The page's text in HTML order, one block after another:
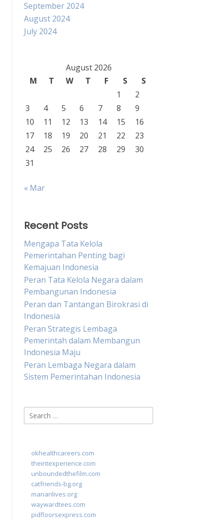
September 2024
August 2024
July 2024
August 2026
M
T W T F S
S
1
2
3
4 5 6 7 8
9
10
11 12 13 14 15
16
17
18 19 20 21 22
23
24
25 26 27 28 29
30
31
« Mar
Recent Posts
Mengapa Tata Kelola
Pemerintahan Penting bagi
Kemajuan Indonesia
Peran Tata Kelola Negara dalam
Pembangunan Indonesia
Peran dan Tantangan Birokrasi di
Indonesia
Peran Strategis Lembaga
Pemerintah dalam Membangun
Indonesia Maju
Peran Lembaga Negara dalam
Sistem Pemerintahan Indonesia
Search
for:
okhealthcareers.com
theintexperience.com
unboundedthefilm.com
catfriends-bg.org
marianlives.org
waywardtees.com
pidfloorsexpress.com